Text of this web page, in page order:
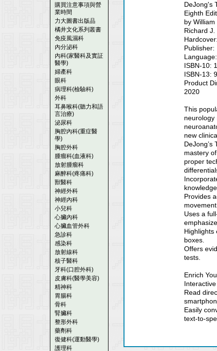
購買注意事項與營
業時間
力大圖書出版品
橘井文化系列叢書
免疫風濕科
內分泌科
內科(家醫科及實証
醫學)
婦產科
眼科
病理科(檢驗科)
外科
耳鼻喉科(聽力和語
言治療)
泌尿科
胸腔內科(重症醫
學)
胸腔外科
腫瘤科(血液科)
放射腫瘤科
麻醉科(疼痛科)
獸醫科
神經外科
神經內科
小兒科
心臟內科
心臟血管外科
急診科
感染科
放射線科
核子醫科
牙科(口腔外科)
皮膚科(醫學美容)
精神科
胃腸科
骨科
腎臟科
整形外科
藥劑科
復健科(運動醫學)
護理科
DeJong's
Eighth
by
Richard
Publisher:
ISBN-10:
ISBN-13:
Product
2020
This
neurology
new
mastery
proper
Provides
Uses a
Highlights
boxes.
Offers
tests.
Enrich
Read
Easily
text-to-